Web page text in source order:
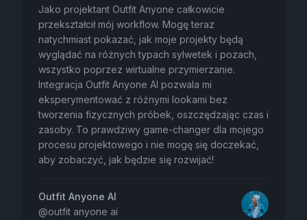
Jako projektant Outfit Anyone całkowicie
przekształcił mój workflow. Mogę teraz
natychmiast pokazać, jak moje projekty będą
wyglądać na różnych typach sylwetek i pozach,
wszystko poprzez wirtualne przymierzanie.
Integracja Outfit Anyone AI pozwala mi
eksperymentować z różnymi lookami bez
tworzenia fizycznych próbek, oszczędzając czas i
zasoby. To prawdziwy game-changer dla mojego
procesu projektowego i nie mogę się doczekać,
aby zobaczyć, jak będzie się rozwijać!
Outfit Anyone AI
@outfit anyone ai